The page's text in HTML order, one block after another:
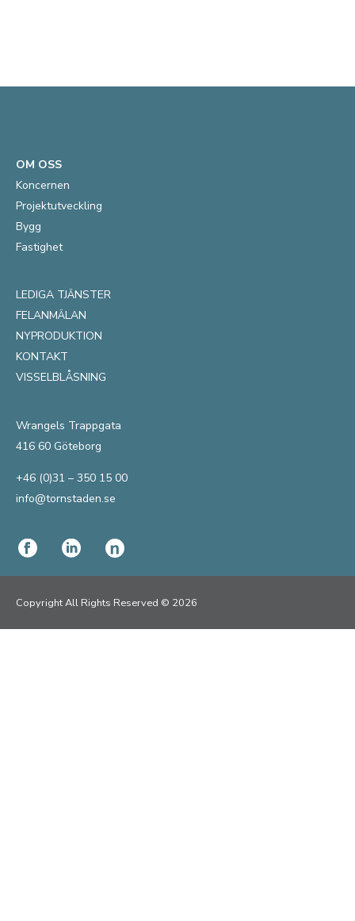
OM OSS
Koncernen
Projektutveckling
Bygg
Fastighet
LEDIGA TJÄNSTER
FELANMÄLAN
NYPRODUKTION
KONTAKT
VISSELBLÅSNING
Wrangels Trappgata
416 60 Göteborg
+46 (0)31 – 350 15 00
info@tornstaden.se
Copyright All Rights Reserved © 2026